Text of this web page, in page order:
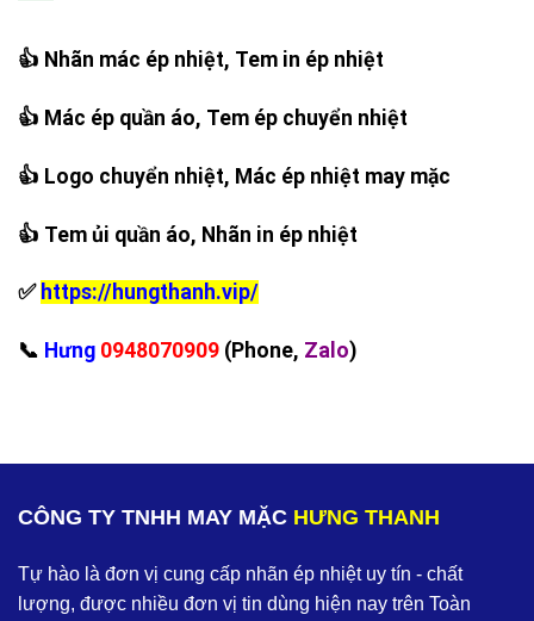
👍 Nhãn mác ép nhiệt, Tem in ép nhiệt
👍 Mác ép quần áo, Tem ép chuyển nhiệt
👍 Logo chuyển nhiệt, Mác ép nhiệt may mặc
👍 Tem ủi quần áo, Nhãn in ép nhiệt
✅ https://hungthanh.vip/
‪📞 Hưng 0948070909 (Phone, Zalo)
CÔNG TY TNHH MAY MẶC HƯNG THANH
Tự hào là đơn vị cung cấp nhãn ép nhiệt uy tín - chất
lượng, được nhiều đơn vị tin dùng hiện nay trên Toàn